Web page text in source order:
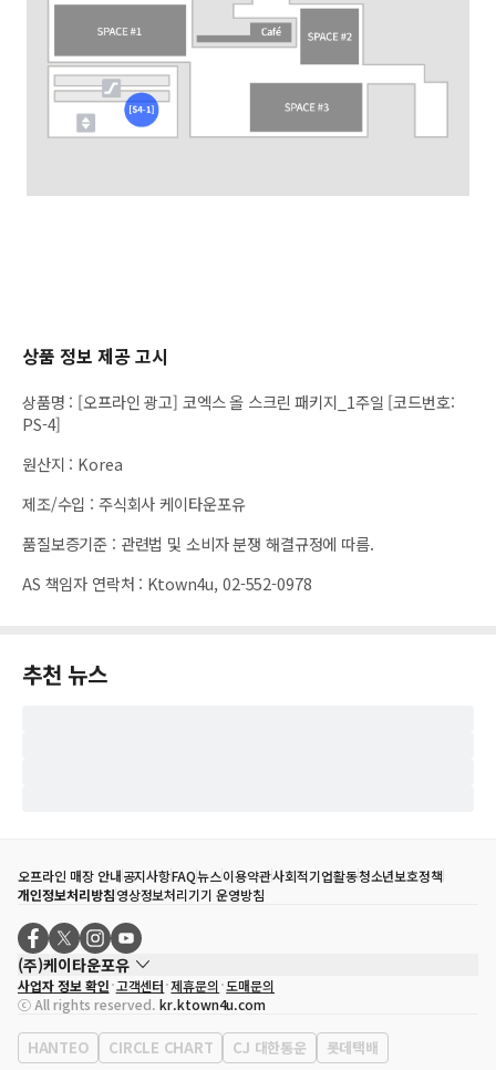
상품 정보 제공 고시
상품명 : [오프라인 광고] 코엑스 올 스크린 패키지_1주일 [코드번호:
PS-4]
원산지 : Korea
제조/수입 : 주식회사 케이타운포유
품질보증기준 : 관련법 및 소비자 분쟁 해결규정에 따름.
AS 책임자 연락처 : Ktown4u, 02-552-0978
추천 뉴스
오프라인 매장 안내공지사항FAQ뉴스이용약관사회적기업활동청소년보호정책
개인정보처리방침영상정보처리기기 운영방침
(주)케이타운포유
대표자
송효민
사업자등록번호
120-87-71116
통신판매업 신고번호 제2011-서울강남-02223
대표전화
02-552-9855
사업자 정보 확인 고객센터 제휴문의 도매문의
ⓒ All rights reserved. kr.ktown4u.com
HANTEO CIRCLE CHART CJ 대한통운 롯데택배